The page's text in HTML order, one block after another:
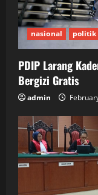
nasional politik
PDIP Larang
Bergizi Gratis
admin